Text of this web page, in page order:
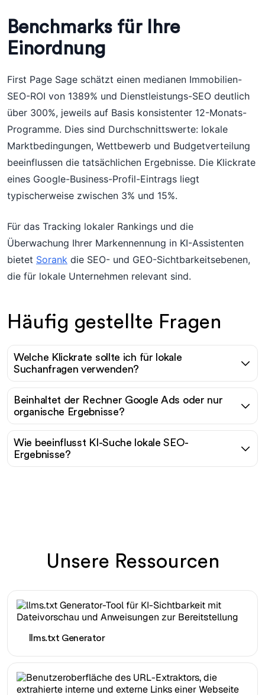
Benchmarks für Ihre
Einordnung
First Page Sage schätzt einen medianen Immobilien-
SEO-ROI von 1389% und Dienstleistungs-SEO deutlich
über 300%, jeweils auf Basis konsistenter 12-Monats-
Programme. Dies sind Durchschnittswerte: lokale
Marktbedingungen, Wettbewerb und Budgetverteilung
beeinflussen die tatsächlichen Ergebnisse. Die Klickrate
eines Google-Business-Profil-Eintrags liegt
typischerweise zwischen 3% und 15%.
Für das Tracking lokaler Rankings und die
Überwachung Ihrer Markennennung in KI-Assistenten
bietet Sorank die SEO- und GEO-Sichtbarkeitsebenen,
die für lokale Unternehmen relevant sind.
Häufig gestellte Fragen
Welche Klickrate sollte ich für lokale
Suchanfragen verwenden?
Beinhaltet der Rechner Google Ads oder nur
organische Ergebnisse?
Wie beeinflusst KI-Suche lokale SEO-
Ergebnisse?
Unsere Ressourcen
llms.txt Generator